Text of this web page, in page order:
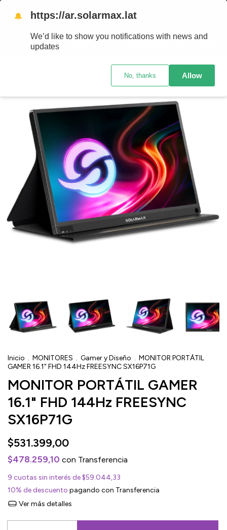
12 CUOTAS SIN INTERÉS
Inicio . MONITORES . Gamer y Diseño . MONITOR PORTÁTIL
GAMER 16.1" FHD 144Hz FREESYNC SX16P71G
MONITOR PORTÁTIL GAMER
16.1" FHD 144Hz FREESYNC
SX16P71G
$531.399,00
$478.259,10 con Transferencia
9 cuotas sin interés de$59.044,33
10% de descuento pagando con Transferencia
Ver más detalles
🔔 https://ar.solarmax.lat
We’d like to show you notifications with news and
updates
No, thanks Allow